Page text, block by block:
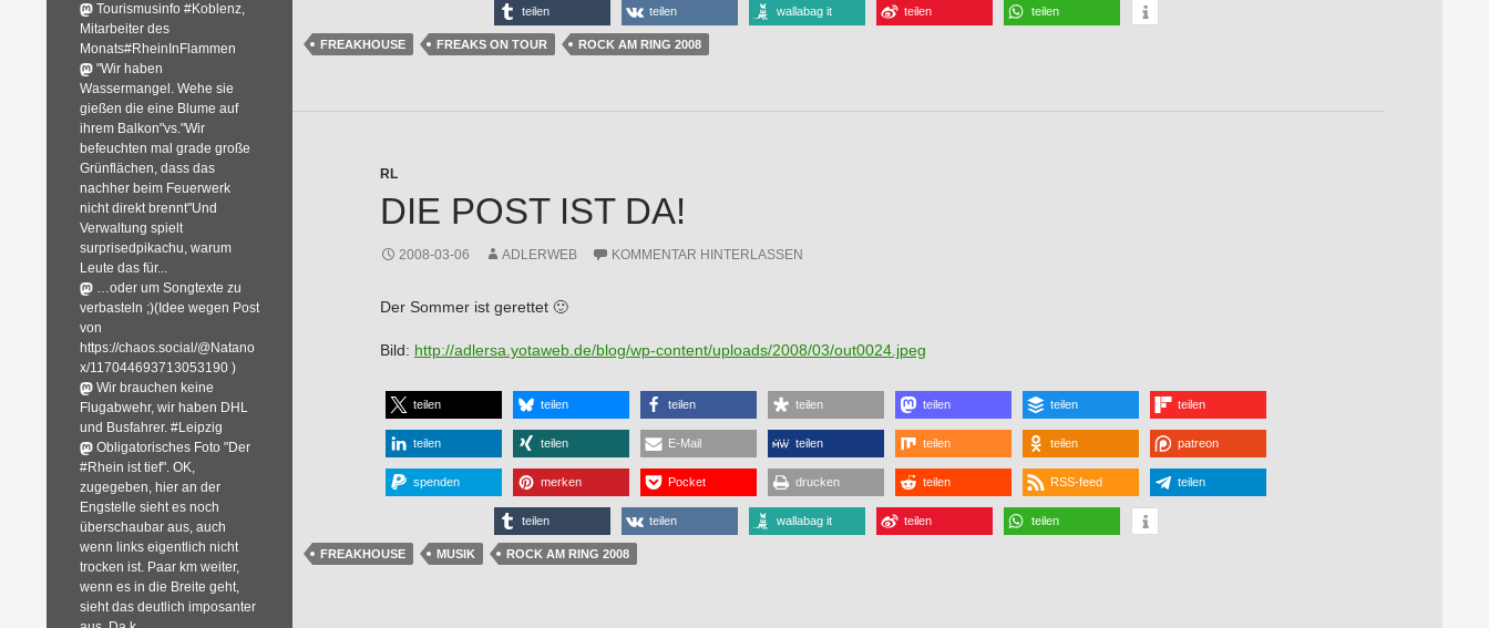
teilen teilen wallabag it teilen teilen
FREAKHOUSE FREAKS ON TOUR ROCK AM RING 2008
RL
DIE POST IST DA!
2008-03-06 ADLERWEB KOMMENTAR HINTERLASSEN
Der Sommer ist gerettet 🙂
Bild: http://adlersa.yotaweb.de/blog/wp-content/uploads/2008/03/out0024.jpeg
teilen teilen teilen teilen teilen teilen teilen
teilen teilen E-Mail teilen teilen teilen patreon
spenden merken Pocket drucken teilen RSS-feed teilen
teilen teilen wallabag it teilen teilen
FREAKHOUSE MUSIK ROCK AM RING 2008
Tourismusinfo #Koblenz,
Mitarbeiter des
Monats#RheinInFlammen
"Wir haben
Wassermangel. Wehe sie
gießen die eine Blume auf
ihrem Balkon"vs."Wir
befeuchten mal grade große
Grünflächen, dass das
nachher beim Feuerwerk
nicht direkt brennt"Und
Verwaltung spielt
surprisedpikachu, warum
Leute das für...
…oder um Songtexte zu
verbasteln ;)(Idee wegen Post
von
https://chaos.social/@Natano
x/117044693713053190 )
Wir brauchen keine
Flugabwehr, wir haben DHL
und Busfahrer. #Leipzig
Obligatorisches Foto "Der
#Rhein ist tief". OK,
zugegeben, hier an der
Engstelle sieht es noch
überschaubar aus, auch
wenn links eigentlich nicht
trocken ist. Paar km weiter,
wenn es in die Breite geht,
sieht das deutlich imposanter